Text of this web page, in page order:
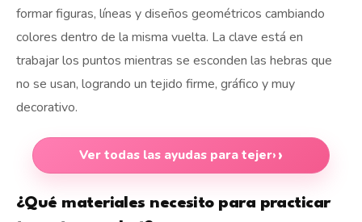
formar figuras, líneas y diseños geométricos cambiando
colores dentro de la misma vuelta. La clave está en
trabajar los puntos mientras se esconden las hebras que
no se usan, logrando un tejido firme, gráfico y muy
decorativo.
Ver todas las ayudas para tejer›
¿Qué materiales necesito para practicar